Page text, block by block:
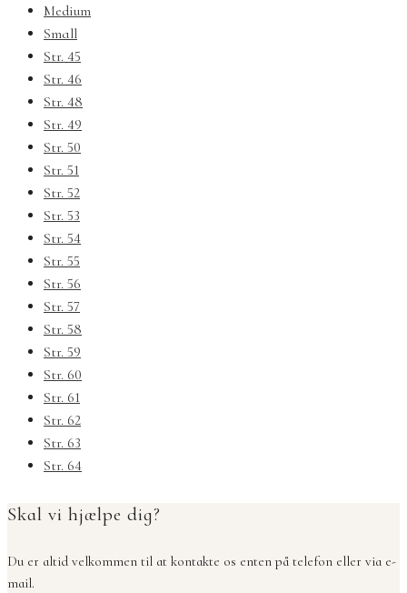
Medium
Small
Str. 45
Str. 46
Str. 48
Str. 49
Str. 50
Str. 51
Str. 52
Str. 53
Str. 54
Str. 55
Str. 56
Str. 57
Str. 58
Str. 59
Str. 60
Str. 61
Str. 62
Str. 63
Str. 64
Skal vi hjælpe dig?
Du er altid velkommen til at kontakte os enten på telefon eller via e-
mail.